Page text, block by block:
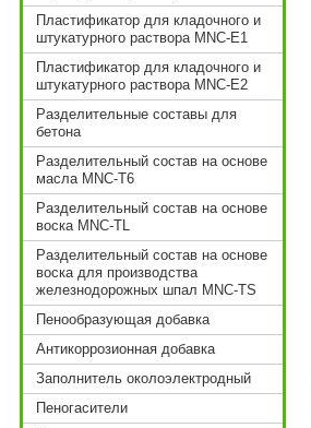
Пластификатор для кладочного и
штукатурного раствора MNC-E1
Пластификатор для кладочного и
штукатурного раствора MNC-E2
Разделительные составы для
бетона
Разделительный состав на основе
масла MNC-T6
Разделительный состав на основе
воска MNC-TL
Разделительный состав на основе
воска для производства
железнодорожных шпал MNC-TS
Пенообразующая добавка
Антикоррозионная добавка
Заполнитель околоэлектродный
Пеногасители